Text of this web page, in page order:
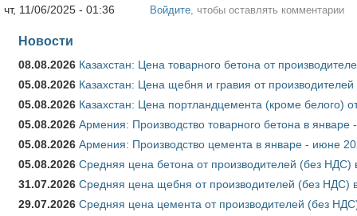
чт, 11/06/2025 - 01:36 Войдите , чтобы оставлять комментарии
Новости
08.08.2026 Казахстан: Цена товарного бетона от
05.08.2026 Казахстан: Цена щебня и гравия от
05.08.2026 Казахстан: Цена портландцемента (кроме белого)
05.08.2026 Армения: Производство товарного бетона в январе
05.08.2026 Армения: Производство цемента в январе - июне
05.08.2026 Средняя цена бетона от производителей (без НДС)
31.07.2026 Средняя цена щебня от производителей (без НДС)
29.07.2026 Средняя цена цемента от производителей (без